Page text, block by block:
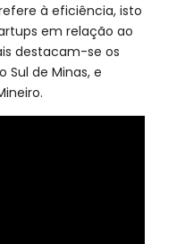
à eficiência, isto
em relação ao
destacam-se os
Sul de Minas, e